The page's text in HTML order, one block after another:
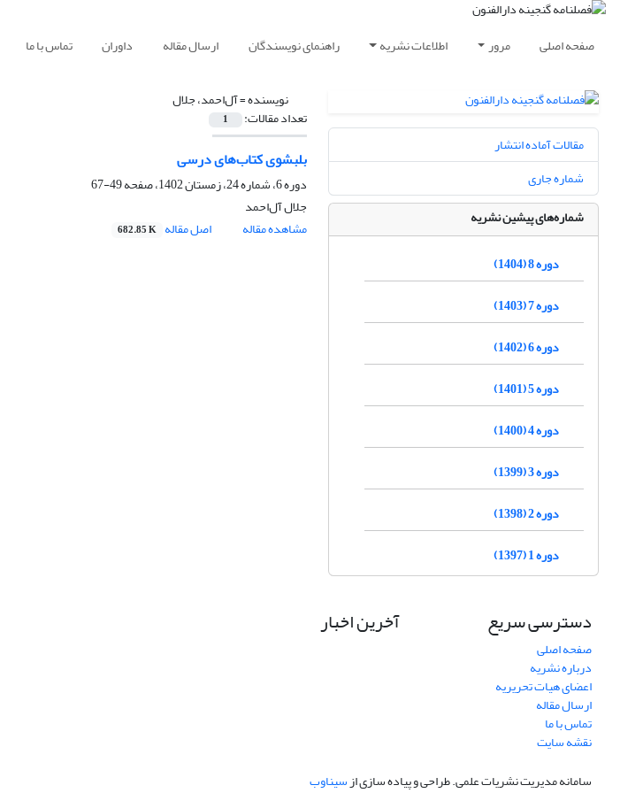
صفحه اصلی مرور اطلاعات نشریه راهنمای نویسندگان ارسال مقاله داوران تماس با ما
نویسنده =آل‌احمد، جلال
تعداد مقالات: 1
بلبشوی کتاب‌های درسی
دوره 6، شماره 24، زمستان 1402، صفحه
49-67
جلال آل‌احمد
مشاهده مقاله
اصل مقاله 682.85 K
مقالات آماده انتشار
شماره جاری
شماره‌های پیشین نشریه
دوره 8 (1404)
دوره 7 (1403)
دوره 6 (1402)
دوره 5 (1401)
دوره 4 (1400)
دوره 3 (1399)
دوره 2 (1398)
دوره 1 (1397)
دسترسی سریع
صفحه اصلی
درباره نشریه
اعضای هیات تحریریه
ارسال مقاله
تماس با ما
نقشه سایت
آخرین اخبار
سامانه مدیریت نشریات علمی.طراحی و پیاده سازی ازسیناوب